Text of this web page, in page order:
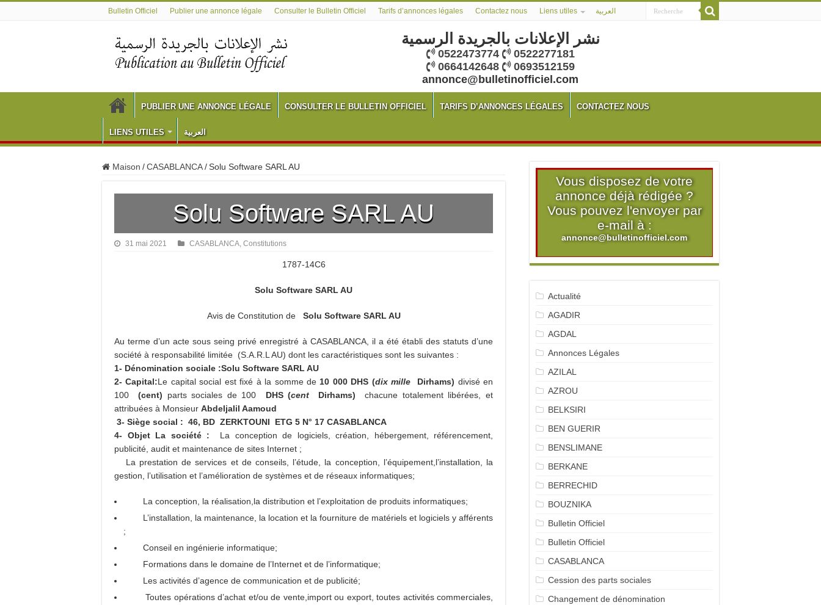
Bulletin Officiel Publier une annonce légale Consulter le Bulletin Officiel Tarifs d’annonces légales Contactez nous Liens utiles العربية
نشر الإعلانات بالجريدة الرسمية
0522473774
0522277181
0664142648
0693512159
annonce@bulletinofficiel.com
PUBLIER UNE ANNONCE LÉGALE CONSULTER LE BULLETIN OFFICIEL TARIFS D’ANNONCES LÉGALES CONTACTEZ NOUS
LIENS UTILES العربية
Maison /CASABLANCA/Solu Software SARL AU
Solu Software SARL AU
31 mai 2021 CASABLANCA, Constitutions
1787-14C6
Solu Software SARL AU
Avis de Constitution de Solu Software SARL AU
Au terme d’un acte sous seing privé enregistré à CASABLANCA, il a été établi des statuts d’une
société à responsabilité limitée (S.A.R.L AU) dont les caractéristiques sont les suivantes :
1- Dénomination sociale :Solu Software SARL AU
2- Capital:Le capital social est fixé à la somme de 10 000 DHS (dix mille Dirhams) divisé en
100
(cent) parts sociales de 100 DHS (cent Dirhams) chacune totalement libérées, et
attribuées à Monsieur Abdeljalil Aamoud
3- Siège social : 46, BD ZERKTOUNI ETG 5 N° 17 CASABLANCA
4- Objet La société :
La conception de logiciels, création, hébergement, référencement,
publicité, audit et maintenance de sites Internet ;
La prestation de services et de conseils, l’étude, la conception, l’équipement,l’installation, la
gestion, l’utilisation et l’amélioration de systèmes et de réseaux informatiques;
La conception, la réalisation,la distribution et l’exploitation de produits informatiques;
L’installation, la maintenance, la location et la fourniture de matériels et logiciels y afférents
;
Conseil en ingénierie informatique;
Formations dans le domaine de l’Internet et de l’informatique;
Les activités d’agence de communication et de publicité;
Toutes opérations d’achat et/ou de vente,import ou export, toutes activités commerciales,
Vous disposez de votre
annonce déjà rédigée ?
Vous pouvez l'envoyer par
e-mail à :
annonce@bulletinofficiel.com
Actualité
AGADIR
AGDAL
Annonces Légales
AZILAL
AZROU
BELKSIRI
BEN GUERIR
BENSLIMANE
BERKANE
BERRECHID
BOUZNIKA
Bulletin Officiel
Bulletin Officiel
CASABLANCA
Cession des parts sociales
Changement de dénomination